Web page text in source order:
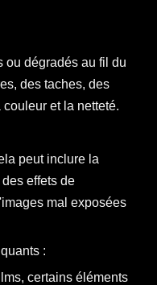
ou dégradés au fil du
des taches, des
et la netteté.
peut inclure la
effets de
mal exposées
:
certains éléments